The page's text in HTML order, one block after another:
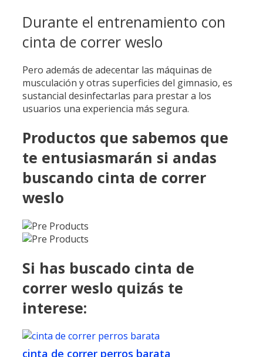
Durante el entrenamiento con
cinta de correr weslo
Pero además de adecentar las máquinas de
musculación y otras superficies del gimnasio, es
sustancial desinfectarlas para prestar a los
usuarios una experiencia más segura.
Productos que sabemos que
te entusiasmarán si andas
buscando cinta de correr
weslo
Si has buscado cinta de
correr weslo quizás te
interese:
cinta de correr perros barata